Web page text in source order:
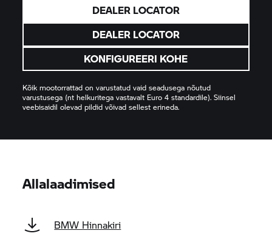
DEALER LOCATOR
DEALER LOCATOR
KONFIGUREERI KOHE
Kõik mootorrattad on varustatud vaid seadusega nõutud
varustusega (nt helkuritega vastavalt Euro 4 standardile). Siinsel
veebisaidil olevad pildid võivad sellest erineda.
Allalaadimised
BMW Hinnakiri